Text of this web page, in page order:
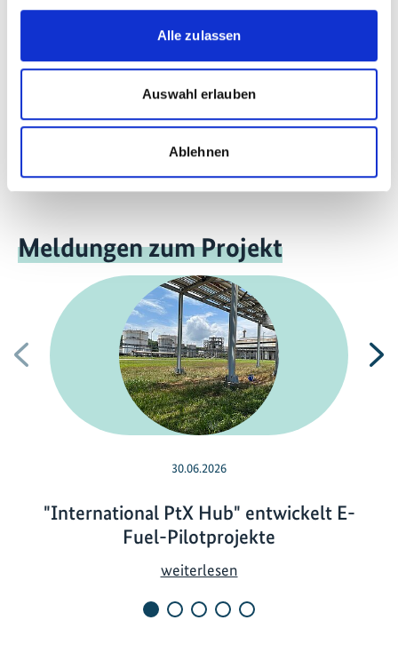
Alle zulassen
Auswahl erlauben
Ablehnen
Projekt
Langfristige Defossilisierungspfade basierend auf
Meldungen zum Projekt
Vorherige
30.06.2026
"International PtX Hub" entwickelt E-
Fuel-Pilotprojekte
weiterlesen"
n